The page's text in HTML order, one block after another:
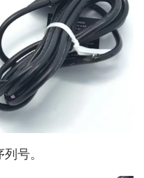
号。